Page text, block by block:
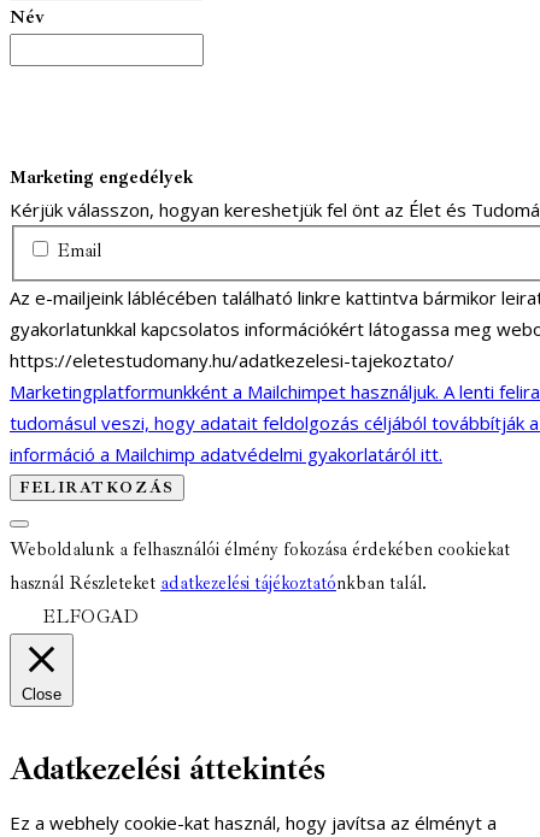
Név
Marketing engedélyek
Kérjük válasszon, hogyan kereshetjük fel önt az Élet és
Email
Az e-mailjeink láblécében található linkre kattintva bármikor
gyakorlatunkkal kapcsolatos információkért látogassa meg
https://eletestudomany.hu/adatkezelesi-tajekoztato/
Marketingplatformunkként a Mailchimpet használjuk. A lenti
tudomásul veszi, hogy adatait feldolgozás céljából továbbítják
információ a Mailchimp adatvédelmi gyakorlatáról itt.
Weboldalunk a felhasználói élmény fokozása érdekében cookiekat
használ Részleteket adatkezelési tájékoztatónkban talál.
ELFOGAD
Close
Adatkezelési áttekintés
Ez a webhely cookie-kat használ, hogy javítsa az élményt a